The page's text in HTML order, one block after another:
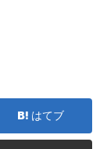
はてブ